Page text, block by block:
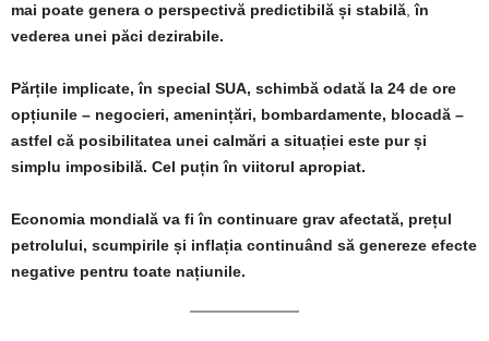
mai poate genera o perspectivă predictibilă și stabilă, în
vederea unei păci dezirabile.
Părțile implicate, în special SUA, schimbă odată la 24 de ore
opțiunile – negocieri, amenințări, bombardamente, blocadă –
astfel că posibilitatea unei calmări a situației este pur și
simplu imposibilă. Cel puțin în viitorul apropiat.
Economia mondială va fi în continuare grav afectată, prețul
petrolului, scumpirile și inflația continuând să genereze efecte
negative pentru toate națiunile.